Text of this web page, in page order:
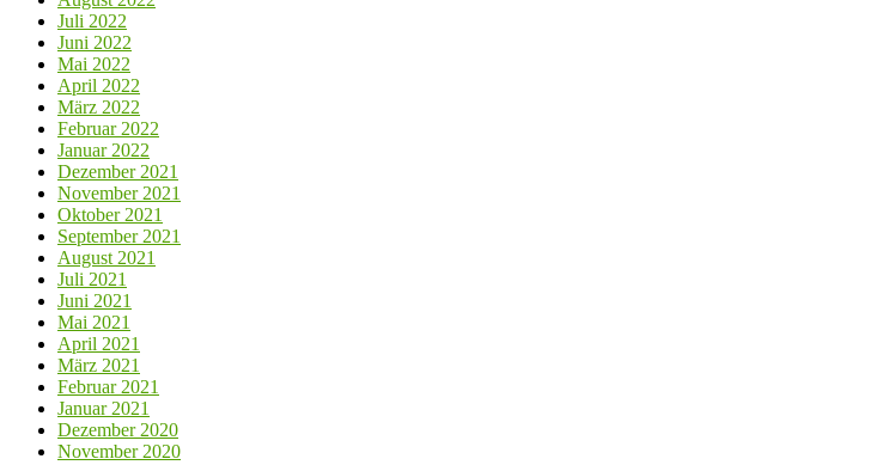
Juli 2022
Juni 2022
Mai 2022
April 2022
März 2022
Februar 2022
Januar 2022
Dezember 2021
November 2021
Oktober 2021
September 2021
August 2021
Juli 2021
Juni 2021
Mai 2021
April 2021
März 2021
Februar 2021
Januar 2021
Dezember 2020
November 2020